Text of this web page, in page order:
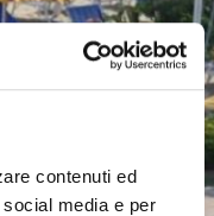
contenuti ed
media e per